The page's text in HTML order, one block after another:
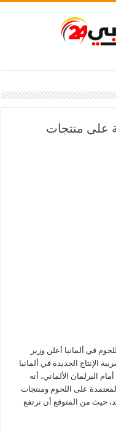
على منتجات
في ألمانيا أعلن وزير
الإنتاج الجديدة في ألمانيا
البرلمان الألماني، أنه
على اللحوم ومنتجات
حيث من المتوقع أن ترتفع